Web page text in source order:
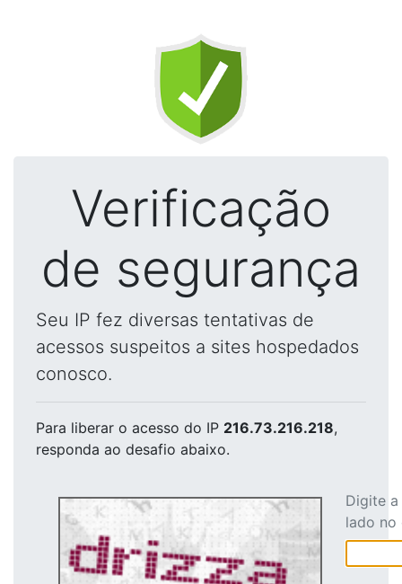
Verificação
de segurança
Seu IP fez diversas tentativas de
acessos suspeitos a sites hospedados
conosco.
Para liberar o acesso do IP 216.73.216.218,
responda ao desafio abaixo.
Digite
lado no